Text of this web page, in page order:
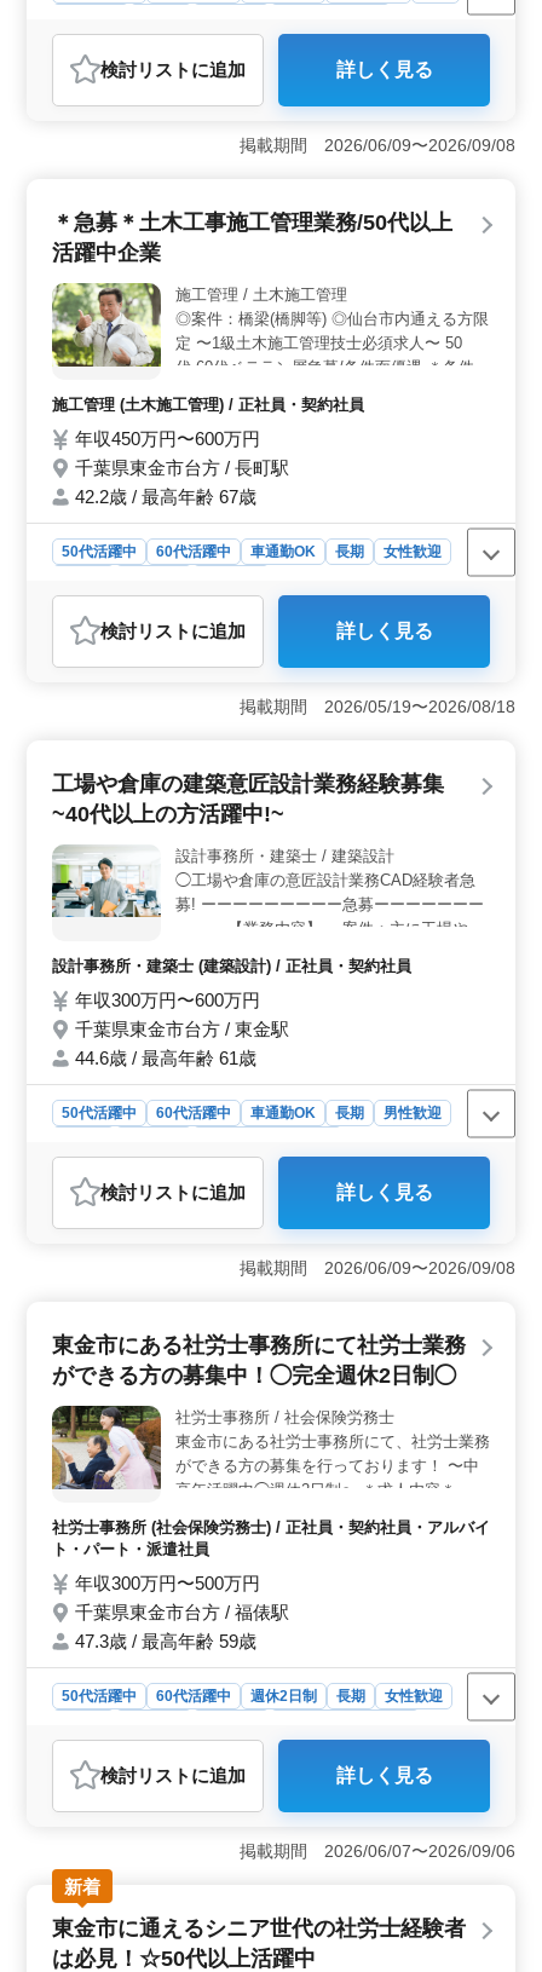
おすすめポイント
＜安定した収入と安心の福利厚生＞ 賞与が年2回、3ヶ月
分支給され、年収も安定しています。加えて、社会保険
です。 ＜シニア世代も活躍できる職場環境＞ 中高年
が整っています。 ＜通勤しやすさと休日制度＞ 車通
勤OKで、通勤が便利。さらに、年間休日121日で、週休2
日制も確保されており、プライベートと仕事のバランス
が取りやすいです。
検討リスト に追加 詳しく見る
掲載期間 2026/06/09〜2026/09/08
＊急募＊土木工事施工管理業務/50代以上
活躍中企業
施工管理 / 土木施工管理
◎案件：橋梁(橋脚等) ◎仙台市内通える方限
定 〜1級土木施工管理技士必須求人〜 50
代,60代ベテラン層急募/条件面優遇 ＊条件満
関東エリア,宮崎県 等) 業務内容 ・土木施工
管理業務(現場代理人/主任技術者) ・施工管
理、積算、各種書類作成、施工図チェック
・施主様との打合せ、従業員の会議参加、近
費：全額支給 ・作業着支給 ・直行直帰 ＊案
件増加中企業で働いて見ませんか？ ＊有資
施工管理 (土木施工管理) / 正社員・契約社員
年収450万円〜600万円
千葉県東金市台方 / 長町駅
42.2歳 / 最高年齢 67歳
50代活躍中 60代活躍中 車通勤OK 長期
女性歓迎
おすすめポイント
＜キャリアアップ＞ こちらの職場では、年収は450万円
から600万円まで幅広く、安定した収入が期待できます。
り、ベテラン層の方々も積極的に歓迎されていま
業着も会社から支給されます。また、直行直帰が可能な
ので、効率的に業務に取り組むことができます。さら
に、寮や社宅が用意されているので、遠方からの通勤や
単身赴任の方々にとっても利便性が高い環境です。
＜業務内容＞ 主に橋梁案件に特化した土木施工管理業
務を担当します。具体的な業務内容としては、施工管理
や積算、各種書類の作成や施工図のチェックなど、幅広
工管理の経験が5年以上あることが条件とされています。
検討リスト に追加 詳しく見る
掲載期間 2026/05/19〜2026/08/18
工場や倉庫の建築意匠設計業務経験募集
~40代以上の方活躍中!~
設計事務所・建築士 / 建築設計
◯工場や倉庫の意匠設計業務CAD経験者急
募! ーーーーーーーーー急募ーーーーーーー
ーーー 【業務内容】 ・案件：主に工場や倉
査 ・意匠設計業務（基本設計と実施設計）
・見積もりや積算業務 ・各種書類作成、確
認申請 ・設計監理 【備考】 ・社会保険完備
・車通勤可能（無料駐車場完備） ★1級建築
気軽にお問い合わせください!
設計事務所・建築士 (建築設計) / 正社員・契約社員
年収300万円〜600万円
千葉県東金市台方 / 東金駅
44.6歳 / 最高年齢 61歳
50代活躍中 60代活躍中 車通勤OK 長期
男性歓迎
おすすめポイント
＜働く環境＞ 千葉県東金市に拠点を置く建築設計事務
所で、工場や倉庫の建築意匠設計業務の経験者を募集し
ャリアを築ける環境が整っています。車通勤が可能で、
調査から基本設計、実施設計、見積もり、積算、確認申
請、設計監理まで幅広い業務を行います。CAD経験が求
められますが、1級建築士の方は条件面で優遇されま
す。 ＜給与・福利厚生＞ 年収は300万円から600万
円で、通勤手当が支給されます。社会保険完備で、福利
厚生も充実しています。休日や就業時間など、働きやす
い環境が整えられています。
検討リスト に追加 詳しく見る
掲載期間 2026/06/09〜2026/09/08
東金市にある社労士事務所にて社労士業務
ができる方の募集中！◯完全週休2日制◯
社労士事務所 / 社会保険労務士
東金市にある社労士事務所にて、社労士業務
ができる方の募集を行っております！ 〜中
高年活躍中◯週休2日制〜 ＊求人内容＊ ・
雇用管理関連 ・人材育成相談 ・人材制度制
定 ・労務トラブル対応 ・就業規則作成 ・助
成金業務 50代以上のベテラン層の採用活
動、積極的に行っております☆ 様々なご相
談をお受けします。 まずお気軽にお問い合
社労士事務所 (社会保険労務士) / 正社員・契約社員・アルバイ
ト・パート・派遣社員
年収300万円〜500万円
千葉県東金市台方 / 福俵駅
47.3歳 / 最高年齢 59歳
50代活躍中 60代活躍中 週休2日制 長期
女性歓迎
おすすめポイント
＜中高年の活躍の場＞ 東金市の社労士事務所では、社
労士業務を行う方を募集しています。完全週休2日制で、
中高年層の方々が活躍できる環境です。経験豊富な方は
もちろん、新しいチャレンジをお考えの方も大歓迎で
す。 ＜業務内容＞ 社会保険手続きや給与計算、雇
用管理、人材育成相談など、多岐にわたる業務をお任せ
します。ベテランの方からの経験を活かしながら、新し
検討リスト に追加 詳しく見る
掲載期間 2026/06/07〜2026/09/06
新着
東金市に通えるシニア世代の社労士経験者
は必見！☆50代以上活躍中